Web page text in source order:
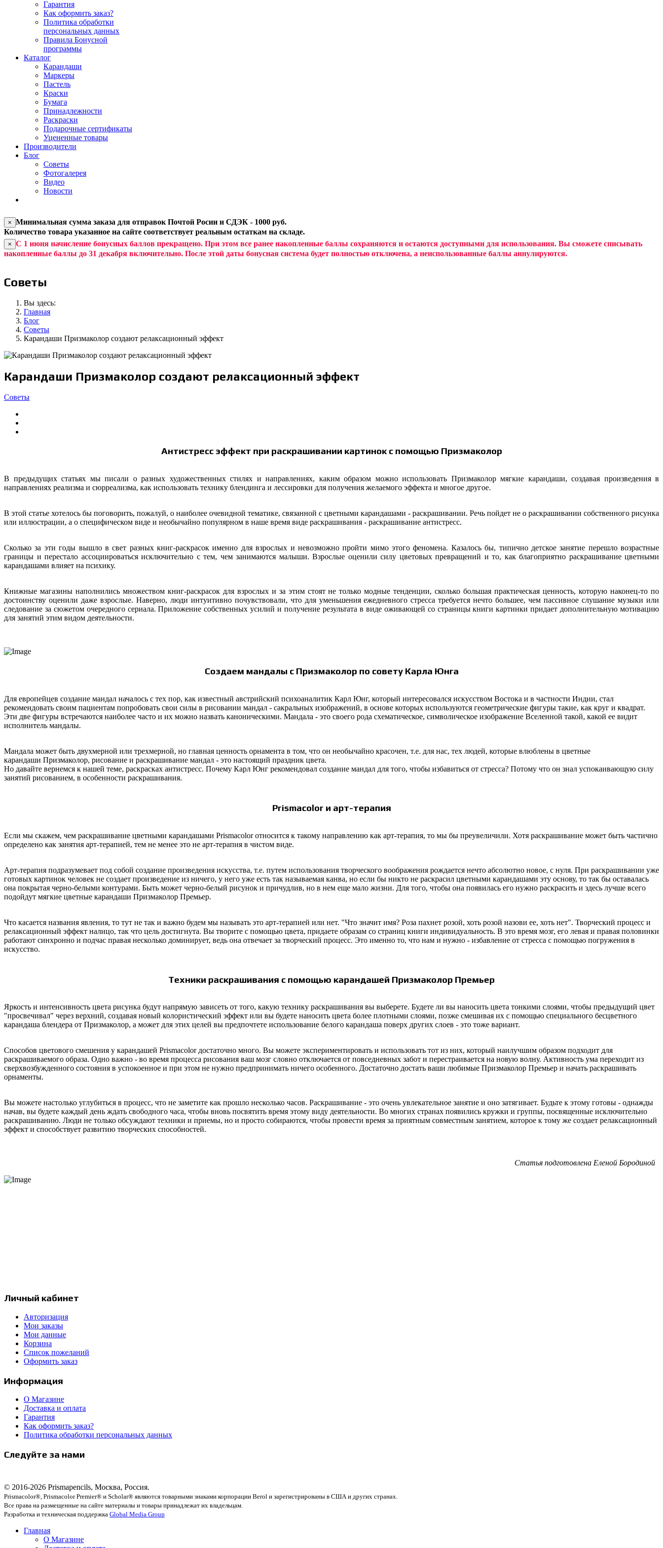
Гарантия
Как оформить заказ?
Политика обработки
персональных данных
Правила Бонусной
программы
Каталог
Карандаши
Маркеры
Пастель
Краски
Бумага
Принадлежности
Раскраски
Подарочные сертификаты
Уцененные товары
Производители
Блог
Советы
Фотогалерея
Видео
Новости
× Минимальная сумма заказа для отправок Почтой Росии и СДЭК - 1000 руб.
Количество товара указанное на сайте соответствует реальным остаткам на складе.
× С 1 июня начисление бонусных баллов прекращено. При этом все ранее накопленные баллы сохраняются и остаются доступными для использования. Вы сможете списывать
накопленные баллы до 31 декабря включительно. После этой даты бонусная система будет полностью отключена, а неиспользованные баллы аннулируются.
Советы
Вы здесь:
Главная
Блог
Советы
Карандаши Призмаколор создают релаксационный эффект
Карандаши Призмаколор создают релаксационный эффект
Советы
Антистрессэффект при раскрашивании картинок с помощью Призмаколор
В предыдущих статьях мы писали о разных художественных стилях и направлениях, каким образом можно использовать Призмаколормягкие карандаши, создавая произведения в
направлениях реализма и сюрреализма, как использовать технику блендинга и лессировки для получения желаемого эффекта и многое другое.
В этой статье хотелось бы поговорить, пожалуй, о наиболее очевидной тематике, связанной с цветными карандашами - раскрашивании. Речь пойдет не о раскрашивании собственного рисунка
или иллюстрации, а о специфическом виде и необычайно популярном в наше время виде раскрашивания - раскрашивание антистресс.
Сколько за эти годы вышло в свет разных книг-раскрасок именно для взрослых и невозможно пройти мимо этого феномена. Казалось бы, типично детское занятие перешло возрастные
границы и перестало ассоциироваться исключительно с тем, чем занимаются малыши. Взрослые оценили силу цветовых превращений и то, как благоприятно раскрашивание цветными
карандашами влияет на психику.
Книжные магазины наполнились множеством книг-раскрасок для взрослых и за этим стоят не только модные тенденции, сколько большая практическая ценность, которую наконец-то по
достоинству оценили даже взрослые. Наверно, люди интуитивно почувствовали, что для уменьшения ежедневного стресса требуется нечто большее, чем пассивное слушание музыки или
следование за сюжетом очередного сериала. Приложение собственных усилий и получение результата в виде оживающей со страницы книги картинки придает дополнительную мотивацию
для занятий этим видом деятельности.
Создаем мандалы с Призмаколор по совету Карла Юнга
Для европейцев создание мандал началось с тех пор, как известный австрийский психоаналитик Карл Юнг, который интересовался искусством Востока и в частности Индии, стал
рекомендовать своим пациентам попробовать свои силы в рисовании мандал - сакральных изображений, в основе которых используются геометрические фигуры такие, как круг и квадрат.
Эти две фигуры встречаются наиболее часто и их можно назвать каноническими. Мандала - это своего рода схематическое, символическое изображение Вселенной такой, какой ее видит
исполнитель мандалы.
Мандала может быть двухмерной или трехмерной, но главная ценность орнамента в том, что он необычайно красочен, т.е. для нас, тех людей, которые влюблены в цветные
карандаши Призмаколор, рисование и раскрашивание мандал - это настоящий праздник цвета.
Но давайте вернемся к нашей теме, раскрасках антистресс. Почему Карл Юнг рекомендовал создание мандал для того, чтобы избавиться от стресса? Потому что он знал успокаивающую силу
занятий рисованием, в особенности раскрашивания.
Prismacolor и арт-терапия
Если мы скажем, чем раскрашивание цветными карандашами Prismacolorотносится к такому направлению как арт-терапия, то мы бы преувеличили. Хотя раскрашивание может быть частично
определено как занятия арт-терапией, тем не менее это не арт-терапия в чистом виде.
Арт-терапия подразумевает под собой создание произведения искусства, т.е. путем использования творческого воображения рождается нечто абсолютно новое, с нуля. При раскрашивании уже
готовых картинок человек не создает произведение из ничего, у него уже есть так называемая канва, но если бы никто не раскрасил цветными карандашами эту основу, то так бы оставалась
она покрытая черно-белыми контурами. Быть может черно-белый рисунок и причудлив, но в нем еще мало жизни. Для того, чтобы она появилась его нужно раскрасить и здесь лучше всего
подойдут мягкие цветные карандаши Призмаколор Премьер.
Что касается названия явления, то тут не так и важно будем мы называть это арт-терапией или нет. "Что значит имя? Роза пахнет розой, хоть розой назови ее, хоть нет". Творческий процесс и
релаксационный эффект налицо, так что цель достигнута. Вы творите с помощью цвета, придаете образам со страниц книги индивидуальность. В это время мозг, его левая и правая половинки
работают синхронно и подчас правая несколько доминирует, ведь она отвечает за творческий процесс. Это именно то, что нам и нужно - избавление от стресса с помощью погружения в
искусство.
Техники раскрашивания с помощью карандашей Призмаколор Премьер
Яркость и интенсивность цвета рисунка будут напрямую зависеть от того, какую технику раскрашивания вы выберете. Будете ли вы наносить цвета тонкими слоями, чтобы предыдущий цвет
"просвечивал" через верхний, создавая новый колористический эффект или вы будете наносить цвета более плотными слоями, позже смешивая их с помощью специального бесцветного
карандаша блендера от Призмаколор, а может для этих целей вы предпочтете использование белого карандаша поверх других слоев - это тоже вариант.
Способов цветового смешения у карандашей Prismacolorдостаточно много. Вы можете экспериментировать и использовать тот из них, который наилучшим образом подходит для
раскрашиваемого образа. Одно важно - во время процесса рисования ваш мозг словно отключается от повседневных забот и перестраивается на новую волну. Активность ума переходит из
сверхвозбужденного состояния в успокоенное и при этом не нужно предпринимать ничего особенного. Достаточно достать ваши любимые Призмаколор Премьер и начать раскрашивать
орнаменты.
Вы можете настолько углубиться в процесс, что не заметите как прошло несколько часов. Раскрашивание - это очень увлекательное занятие и оно затягивает. Будьте к этому готовы - однажды
начав, вы будете каждый день ждать свободного часа, чтобы вновь посвятить время этому виду деятельности. Во многих странах появились кружки и группы, посвященные исключительно
раскрашиванию. Люди не только обсуждают техники и приемы, но и просто собираются, чтобы провести время за приятным совместным занятием, которое к тому же создает релаксационный
эффект и способствует развитию творческих способностей.
Статья подготовлена Еленой Бородиной
Личный кабинет
Авторизация
Мои заказы
Мои данные
Корзина
Список пожеланий
Оформить заказ
Информация
О Магазине
Доставка и оплата
Гарантия
Как оформить заказ?
Политика обработки персональных данных
Следуйте за нами
© 2016-2026 Prismapencils, Москва, Россия.
Prismacolor®, Prismacolor Premier® и Scholar® являются товарными знаками корпорации Berol и зарегистрированы в США и других странах.
Все права на размещенные на сайте материалы и товары принадлежат их владельцам.
Разработка и техническая поддержка Global Media Group
Главная
О Магазине